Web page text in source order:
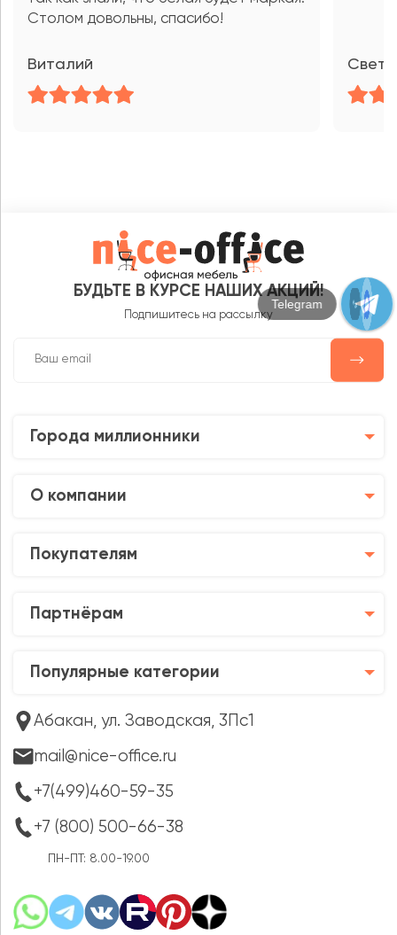
Столом довольны, спасибо!
Виталий
БУДЬТЕ В КУРСЕ НАШИХ АКЦИЙ!
Подпишитесь на рассылку
Города миллионники
О компании
Покупателям
Партнёрам
Популярные категории
Абакан, ул. Заводская, 3Пс1
mail@nice-office.ru
+7(499)460-59-35
+7 (800) 500-66-38
ПН-ПТ: 8.00-19.00
Max